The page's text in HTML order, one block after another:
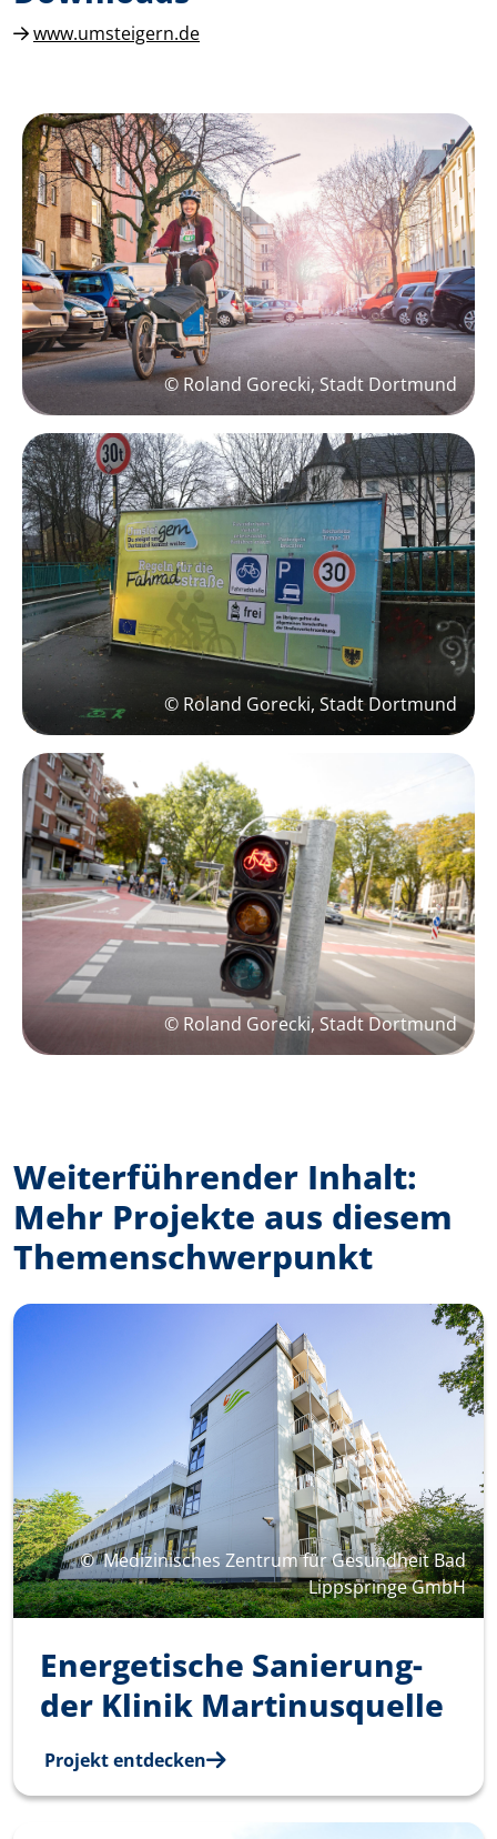
www.umsteigern.de
© Roland Gorecki, Stadt Dortmund
© Roland Gorecki, Stadt Dortmund
© Roland Gorecki, Stadt Dortmund
Weiterführender Inhalt:
Mehr Projekte aus diesem
Themenschwerpunkt
© Medizinisches Zentrum für Gesundheit Bad
Lippspringe GmbH
Energetische Sanierung­
der Klinik­ Martinusquelle­
Projekt entdecken